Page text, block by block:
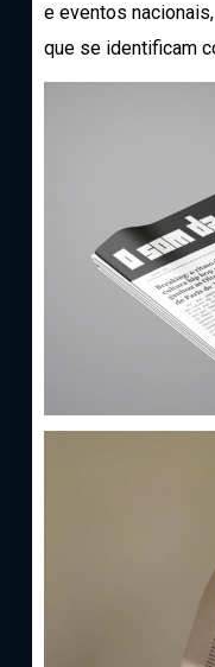
e eventos
que se identificam